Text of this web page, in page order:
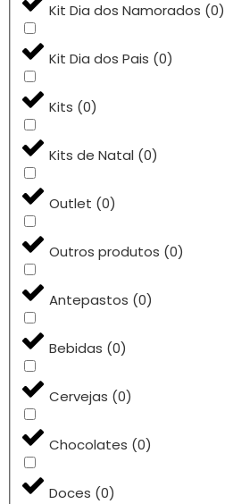
Kit Dia dos Namorados (0)
Kit Dia dos Pais (0)
Kits (0)
Kits de Natal (0)
Outlet (0)
Outros produtos (0)
Antepastos (0)
Bebidas (0)
Cervejas (0)
Chocolates (0)
Doces (0)